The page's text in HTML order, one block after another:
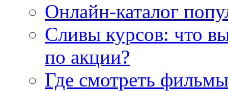
Онлайн-каталог
Сливы курсов: что
по акции?
Где смотреть